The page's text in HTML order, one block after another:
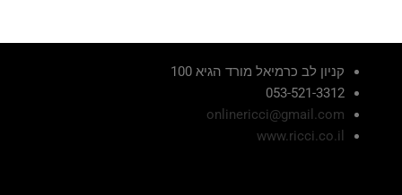
קניון לב כרמיאל מורד הגיא 100
053-521-3312
onlinericci@gmail.com
www.ricci.co.il